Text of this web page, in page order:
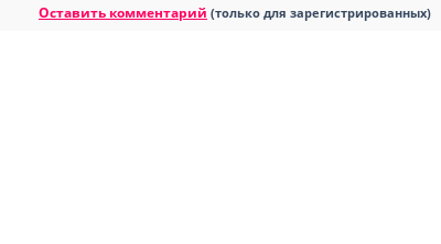
Оставить комментарий (только для зарегистрированных)